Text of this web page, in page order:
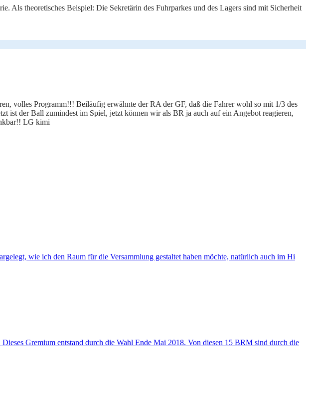
Als theoretisches Beispiel: Die Sekretärin des Fuhrparkes und des Lagers sind mit Sicherheit
volles Programm!!! Beiläufig erwähnte der RA der GF, daß die Fahrer wohl so mit 1/3 des
ist der Ball zumindest im Spiel, jetzt können wir als BR ja auch auf ein Angebot reagieren,
LG kimi
wie ich den Raum für die Versammlung gestaltet haben möchte, natürlich auch im Hi
Gremium entstand durch die Wahl Ende Mai 2018. Von diesen 15 BRM sind durch die